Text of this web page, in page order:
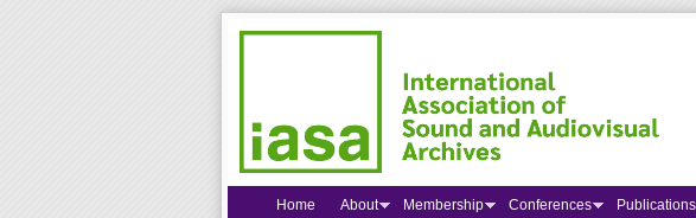
Home About Membership Conferences Publications